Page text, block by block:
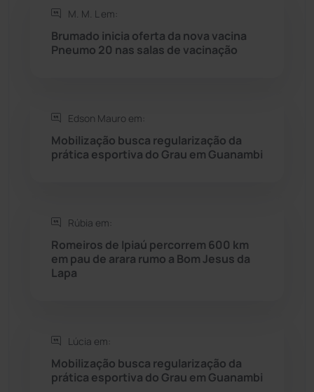
Rio do Antônio
Saúde
Seabra (51)
Sítio do Mato
Sudoeste Baiano (1530)
Tanque Novo
Tecnologia (12)
M. M. L em:
Brumado inicia oferta da nova vacina
Pneumo 20 nas salas de vacinação
Edson Mauro em:
Mobilização busca regularização da
prática esportiva do Grau em Guanambi
Rúbia em:
Romeiros de Ipiaú percorrem 600 km
em pau de arara rumo a Bom Jesus da
Lapa
Lúcia em:
Mobilização busca regularização da
prática esportiva do Grau em Guanambi